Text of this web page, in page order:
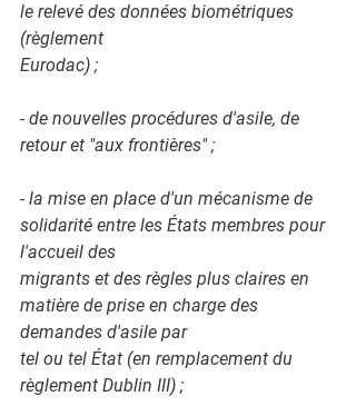
le relevé des données biométriques
(règlement
Eurodac) ;
- de nouvelles procédures d'asile, de
retour et "aux frontières" ;
- la mise en place d'un mécanisme de
solidarité entre les États membres pour
l'accueil des
migrants et des règles plus claires en
matière de prise en charge des
demandes d'asile par
tel ou tel État (en remplacement du
règlement Dublin III) ;